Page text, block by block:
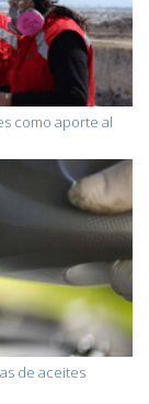
como aporte al
de aceites